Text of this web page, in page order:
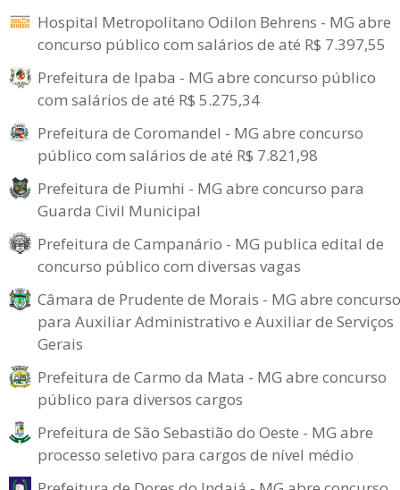
Hospital Metropolitano Odilon Behrens - MG abre
concurso público com salários de até R$ 7.397,55
Prefeitura de Ipaba - MG abre concurso público
com salários de até R$ 5.275,34
Prefeitura de Coromandel - MG abre concurso
público com salários de até R$ 7.821,98
Prefeitura de Piumhi - MG abre concurso para
Guarda Civil Municipal
Prefeitura de Campanário - MG publica edital de
concurso público com diversas vagas
Câmara de Prudente de Morais - MG abre concurso
para Auxiliar Administrativo e Auxiliar de Serviços
Gerais
Prefeitura de Carmo da Mata - MG abre concurso
público para diversos cargos
Prefeitura de São Sebastião do Oeste - MG abre
processo seletivo para cargos de nível médio